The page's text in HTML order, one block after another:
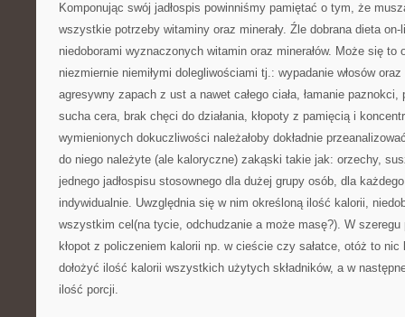
Komponując swój jadłospis powinniśmy pamiętać o tym, że
wszystkie potrzeby witaminy oraz minerały. Źle dobrana dieta
niedoborami wyznaczonych witamin oraz minerałów. Może się to
niezmiernie niemiłymi dolegliwościami tj.: wypadanie włosów
agresywny zapach z ust a nawet całego ciała, łamanie
sucha cera, brak chęci do działania, kłopoty z pamięcią i
wymienionych dokuczliwości należałoby dokładnie
do niego należyte (ale kaloryczne) zakąski takie jak: orzechy,
jednego jadłospisu stosownego dla dużej grupy osób, dla
indywidualnie. Uwzględnia się w nim określoną ilość kalorii,
wszystkim cel(na tycie, odchudzanie a może masę?). W szeregu
kłopot z policzeniem kalorii np. w cieście czy sałatce, otóż to nic
dołożyć ilość kalorii wszystkich użytych składników, a w
ilość porcji.